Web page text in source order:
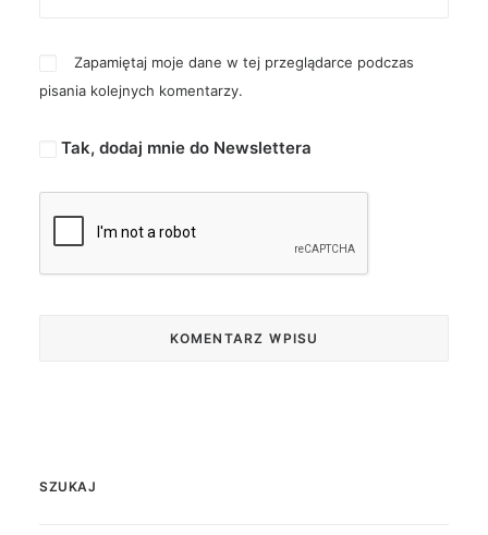
Zapamiętaj moje dane w tej przeglądarce podczas
pisania kolejnych komentarzy.
Tak, dodaj mnie do Newslettera
SZUKAJ